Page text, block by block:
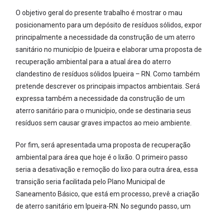
O objetivo geral do presente trabalho é mostrar o mau
posicionamento para um depósito de resíduos sólidos, expor
principalmente a necessidade da construção de um aterro
sanitário no município de Ipueira e elaborar uma proposta de
recuperação ambiental para a atual área do aterro
clandestino de resíduos sólidos Ipueira – RN. Como também
pretende descrever os principais impactos ambientais. Será
expressa também a necessidade da construção de um
aterro sanitário para o município, onde se destinaria seus
resíduos sem causar graves impactos ao meio ambiente.
Por fim, será apresentada uma proposta de recuperação
ambiental para área que hoje é o lixão. O primeiro passo
seria a desativação e remoção do lixo para outra área, essa
transição seria facilitada pelo Plano Municipal de
Saneamento Básico, que está em processo, prevê a criação
de aterro sanitário em Ipueira-RN. No segundo passo, um